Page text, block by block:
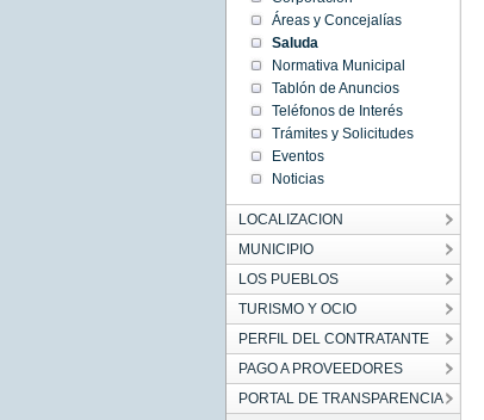
Áreas y Concejalías
Saluda
Normativa Municipal
Tablón de Anuncios
Teléfonos de Interés
Trámites y Solicitudes
Eventos
Noticias
LOCALIZACION
MUNICIPIO
LOS PUEBLOS
TURISMO Y OCIO
PERFIL DEL CONTRATANTE
PAGO A PROVEEDORES
PORTAL DE TRANSPARENCIA